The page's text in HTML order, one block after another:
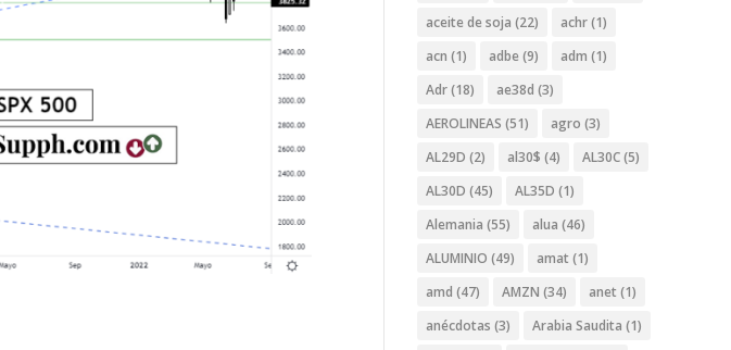
aceite de soja (22) achr(1)
acn (1) adbe (9) adm (1)
Adr(18) ae38d (3)
AEROLINEAS (51) agro (3)
AL29D (2) al30$ (4) AL30C(5)
AL30D (45) AL35D (1)
Alemania (55) alua (46)
ALUMINIO (49) amat (1)
amd (47) AMZN (34) anet (1)
anécdotas (3) Arabia Saudita (1)